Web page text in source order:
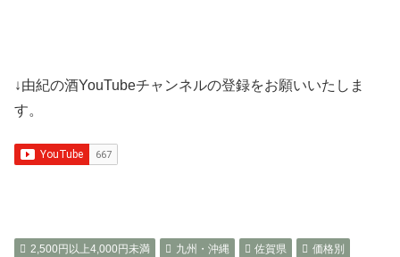
↓由紀の酒YouTubeチャンネルの登録をお願いいたしま
す。
2,500円以上4,000円未満 九州・沖縄 佐賀県
価格別